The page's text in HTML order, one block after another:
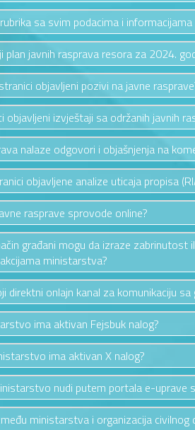
sa svim podacima i
plan javnih rasprava resora za 2024.
objavljeni pozivi na javne
objavljeni izvještaji sa održanih javnih
nalaze odgovori i objašnjenja na
objavljene analize uticaja propisa
rasprave sprovode online?
građani mogu da izraze zabrinutost
akcijama ministarstva?
onlajn kanal za komunikaciju sa
ima aktivan Fejsbuk nalog?
ima aktivan X nalog?
nudi putem portala e-uprave
ministarstva i organizacija